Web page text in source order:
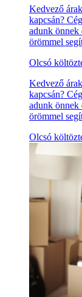
Kedvező
kapcsán?
adunk önnek
örömmel
Olcsó
Kedvező
kapcsán?
adunk önnek
örömmel
Olcsó